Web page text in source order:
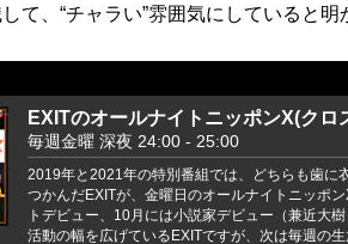
て、“チャラい”雰囲気にしていると明
EXITのオールナイトニッポンX(クロ
毎週金曜 深夜 24:00 - 25:00
2019年と2021年の特別番組では、どちらも歯に
つかんだEXITが、金曜日のオールナイトニッポ
トデビュー、10月には小説家デビュー（兼近大
活動の幅を広げているEXITですが、次は毎週の